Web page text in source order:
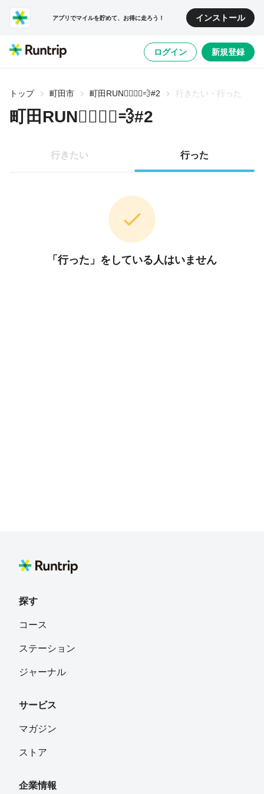
アプリでマイルを貯めて、お得に走ろう！ インストール
ログイン 新規登録
トップ 町田市 町田RUN🏃‍♂️🏃‍♀️💨#2 行きたい・行った
町田RUN🏃‍♂️🏃‍♀️💨#2
行きたい 行った
「行った」をしている人はいません
探す
コース
ステーション
ジャーナル
サービス
マガジン
ストア
企業情報